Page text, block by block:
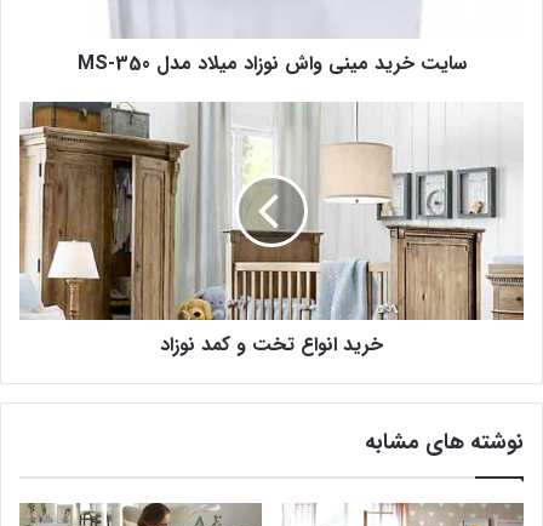
سایت خرید مینی واش نوزاد میلاد مدل MS-350
خرید انواع تخت و کمد نوزاد
نوشته های مشابه